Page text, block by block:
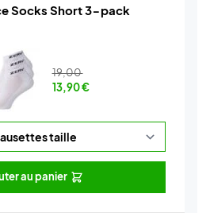
Socks Short 3-pack
19,00
13,90€
au panier